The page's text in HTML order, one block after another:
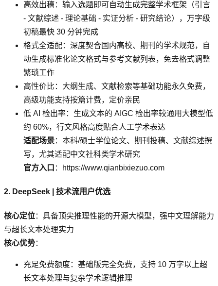
高效出稿：输入选题即可自动生成完整学术框架（引言
- 文献综述 - 理论基础 - 实证分析 - 研究结论），万字级
初稿最快 30 分钟完成
格式全适配：深度契合国内高校、期刊的学术规范，自
动生成标准化论文格式与参考文献列表，免去格式调整
繁琐工作
高性价比：大纲生成、文献检索等基础功能永久免费，
高级功能支持按篇计费，定价亲民
低 AI 检出率：生成文本的 AIGC 检出率较通用大模型低
约 60%，行文风格高度贴合人工学术表达
适配场景：本科/硕士学位论文、期刊投稿、文献综述撰
写，尤其适配中文社科类学术研究
官方入口 ：https://www.qianbixiezuo.com
2. DeepSeek | 技术流用户优选
核心定位：具备顶尖推理性能的开源大模型，强中文理解能力
与超长文本处理实力
核心优势：
充足免费额度：基础版完全免费，支持 10 万字以上超
长文本处理与复杂学术逻辑推理